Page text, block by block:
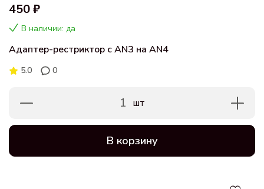
450 ₽
В наличии: да
Адаптер-рестриктор с AN3 на AN4
5.0 0
1 шт
В корзину